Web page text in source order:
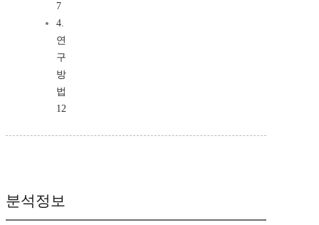
7
4.
연
구
방
법
12
분석정보